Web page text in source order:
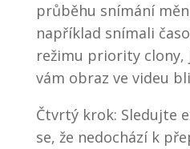
průběhu snímání
například snímali
režimu priority clony,
vám obraz ve videu
Čtvrtý krok: Sledujte
se, že nedochází k